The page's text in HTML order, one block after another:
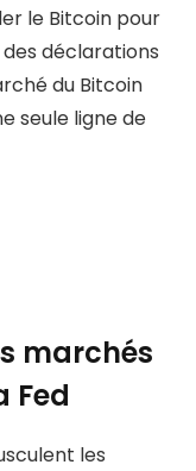
le Bitcoin pour
déclarations
du Bitcoin
seule ligne de
marchés
Fed
les